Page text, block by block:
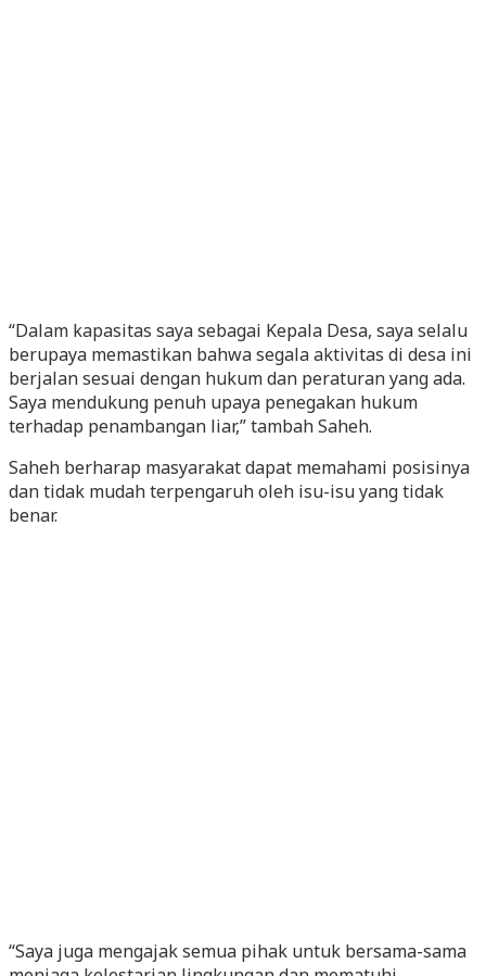
“Dalam kapasitas saya sebagai Kepala Desa, saya selalu
berupaya memastikan bahwa segala aktivitas di desa ini
berjalan sesuai dengan hukum dan peraturan yang ada.
Saya mendukung penuh upaya penegakan hukum
terhadap penambangan liar,” tambah Saheh.
Saheh berharap masyarakat dapat memahami posisinya
dan tidak mudah terpengaruh oleh isu-isu yang tidak
benar.
“Saya juga mengajak semua pihak untuk bersama-sama